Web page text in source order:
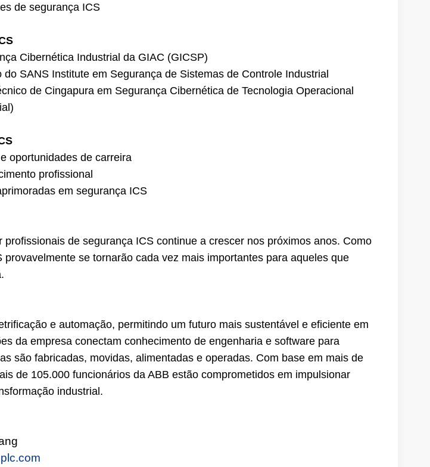
de segurança ICS
Cibernética Industrial da GIAC (GICSP)
SANS Institute em Segurança de Sistemas de Controle Industrial
de Cingapura em Segurança Cibernética de Tecnologia Operacional
oportunidades de carreira
profissional
em segurança ICS
profissionais de segurança ICS continue a crescer nos próximos anos. Como
provavelmente se tornarão cada vez mais importantes para aqueles que
e automação, permitindo um futuro mais sustentável e eficiente em
da empresa conectam conhecimento de engenharia e software para
são fabricadas, movidas, alimentadas e operadas. Com base em mais de
de 105.000 funcionários da ABB estão comprometidos em impulsionar
industrial.
plc.com